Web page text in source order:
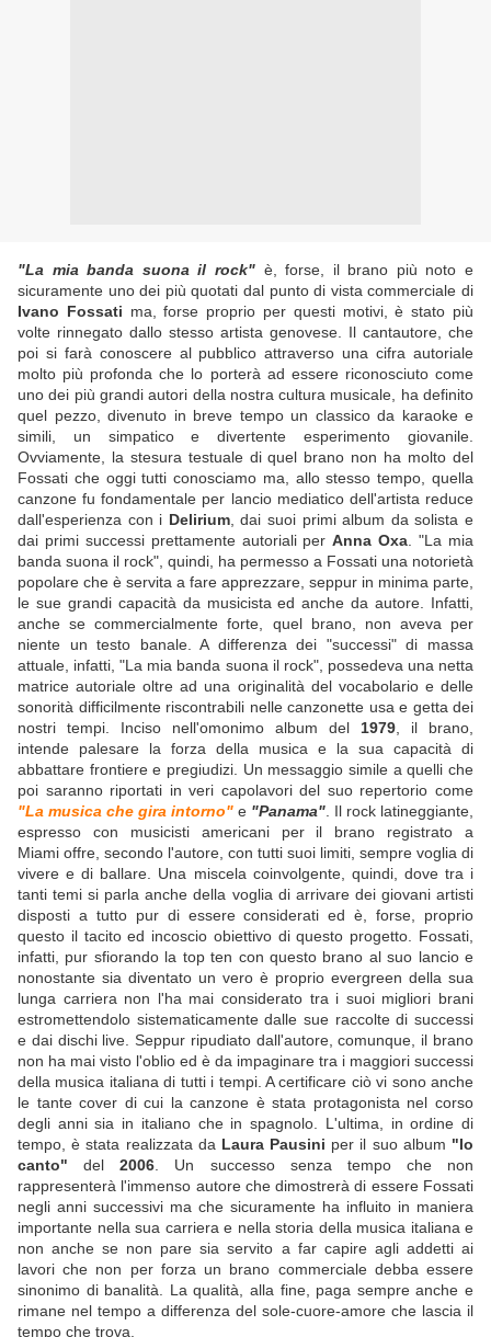
"La mia banda suona il rock"è, forse, il brano più noto e
sicuramente uno dei più quotati dal punto di vista commerciale di
Ivano Fossati ma, forse proprio per questi motivi, è stato più
volte rinnegato dallo stesso artista genovese. Il cantautore, che
poi si farà conoscere al pubblico attraverso una cifra autoriale
molto più profonda che lo porterà ad essere riconosciuto come
uno dei più grandi autori della nostra cultura musicale, ha definito
quel pezzo, divenuto in breve tempo un classico da karaoke e
simili, un simpatico e divertente esperimento giovanile.
Ovviamente, la stesura testuale di quel brano non ha molto del
Fossati che oggi tutti conosciamo ma, allo stesso tempo, quella
canzone fu fondamentale per lancio mediatico dell'artista reduce
dall'esperienza con i Delirium, dai suoi primi album da solista e
dai primi successi prettamente autoriali perAnna Oxa . "La mia
banda suona il rock", quindi, ha permesso a Fossati una notorietà
popolare che è servita a fare apprezzare, seppur in minima parte,
le sue grandi capacità da musicista ed anche da autore. Infatti,
anche se commercialmente forte, quel brano, non aveva per
niente un testo banale. A differenza dei "successi" di massa
attuale, infatti, "La mia banda suona il rock", possedeva una netta
matrice autoriale oltre ad una originalità del vocabolario e delle
sonorità difficilmente riscontrabili nelle canzonette usa e getta dei
nostri tempi. Inciso nell'omonimo album del 1979 , il brano,
intende palesare la forza della musica e la sua capacità di
abbattare frontiere e pregiudizi. Un messaggio simile a quelli che
poi saranno riportati in veri capolavori del suo repertorio come
"La musica che gira intorno" e "Panama" . Il rock latineggiante,
espresso con musicisti americani per il brano registrato a
Miami offre, secondo l'autore, con tutti suoi limiti, sempre voglia di
vivere e di ballare. Una miscela coinvolgente, quindi, dove tra i
tanti temi si parla anche della voglia di arrivare dei giovani artisti
disposti a tutto pur di essere considerati ed è, forse, proprio
questo il tacito ed incoscio obiettivo di questo progetto. Fossati,
infatti, pur sfiorando la top ten con questo brano al suo lancio e
nonostante sia diventato un vero è proprio evergreen della sua
lunga carriera non l'ha mai considerato tra i suoi migliori brani
estromettendolo sistematicamente dalle sue raccolte di successi
e dai dischi live. Seppur ripudiato dall'autore, comunque, il brano
non ha mai visto l'oblio ed è da impaginare tra i maggiori successi
della musica italiana di tutti i tempi. A certificare ciò vi sono anche
le tante cover di cui la canzone è stata protagonista nel corso
degli anni sia in italiano che in spagnolo. L'ultima, in ordine di
tempo, è stata realizzata da Laura Pausini per il suo album "Io
canto" del2006 . Un successo senza tempo che non
rappresenterà l'immenso autore che dimostrerà di essere Fossati
negli anni successivi ma che sicuramente ha influito in maniera
importante nella sua carriera e nella storia della musica italiana e
non anche se non pare sia servito a far capire agli addetti ai
lavori che non per forza un brano commerciale debba essere
sinonimo di banalità. La qualità, alla fine, paga sempre anche e
rimane nel tempo a differenza del sole-cuore-amore che lascia il
tempo che trova.